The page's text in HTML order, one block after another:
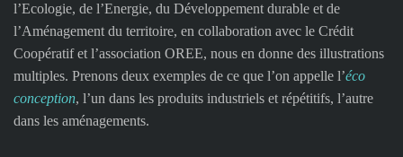
l’Ecologie, de l’Energie, du Développement durable et de
l’Aménagement du territoire, en collaboration avec le Crédit
Coopératif et l’association OREE, nous en donne des illustrations
multiples. Prenons deux exemples de ce que l’on appelle l’éco
conception, l’un dans les produits industriels et répétitifs, l’autre
dans les aménagements.